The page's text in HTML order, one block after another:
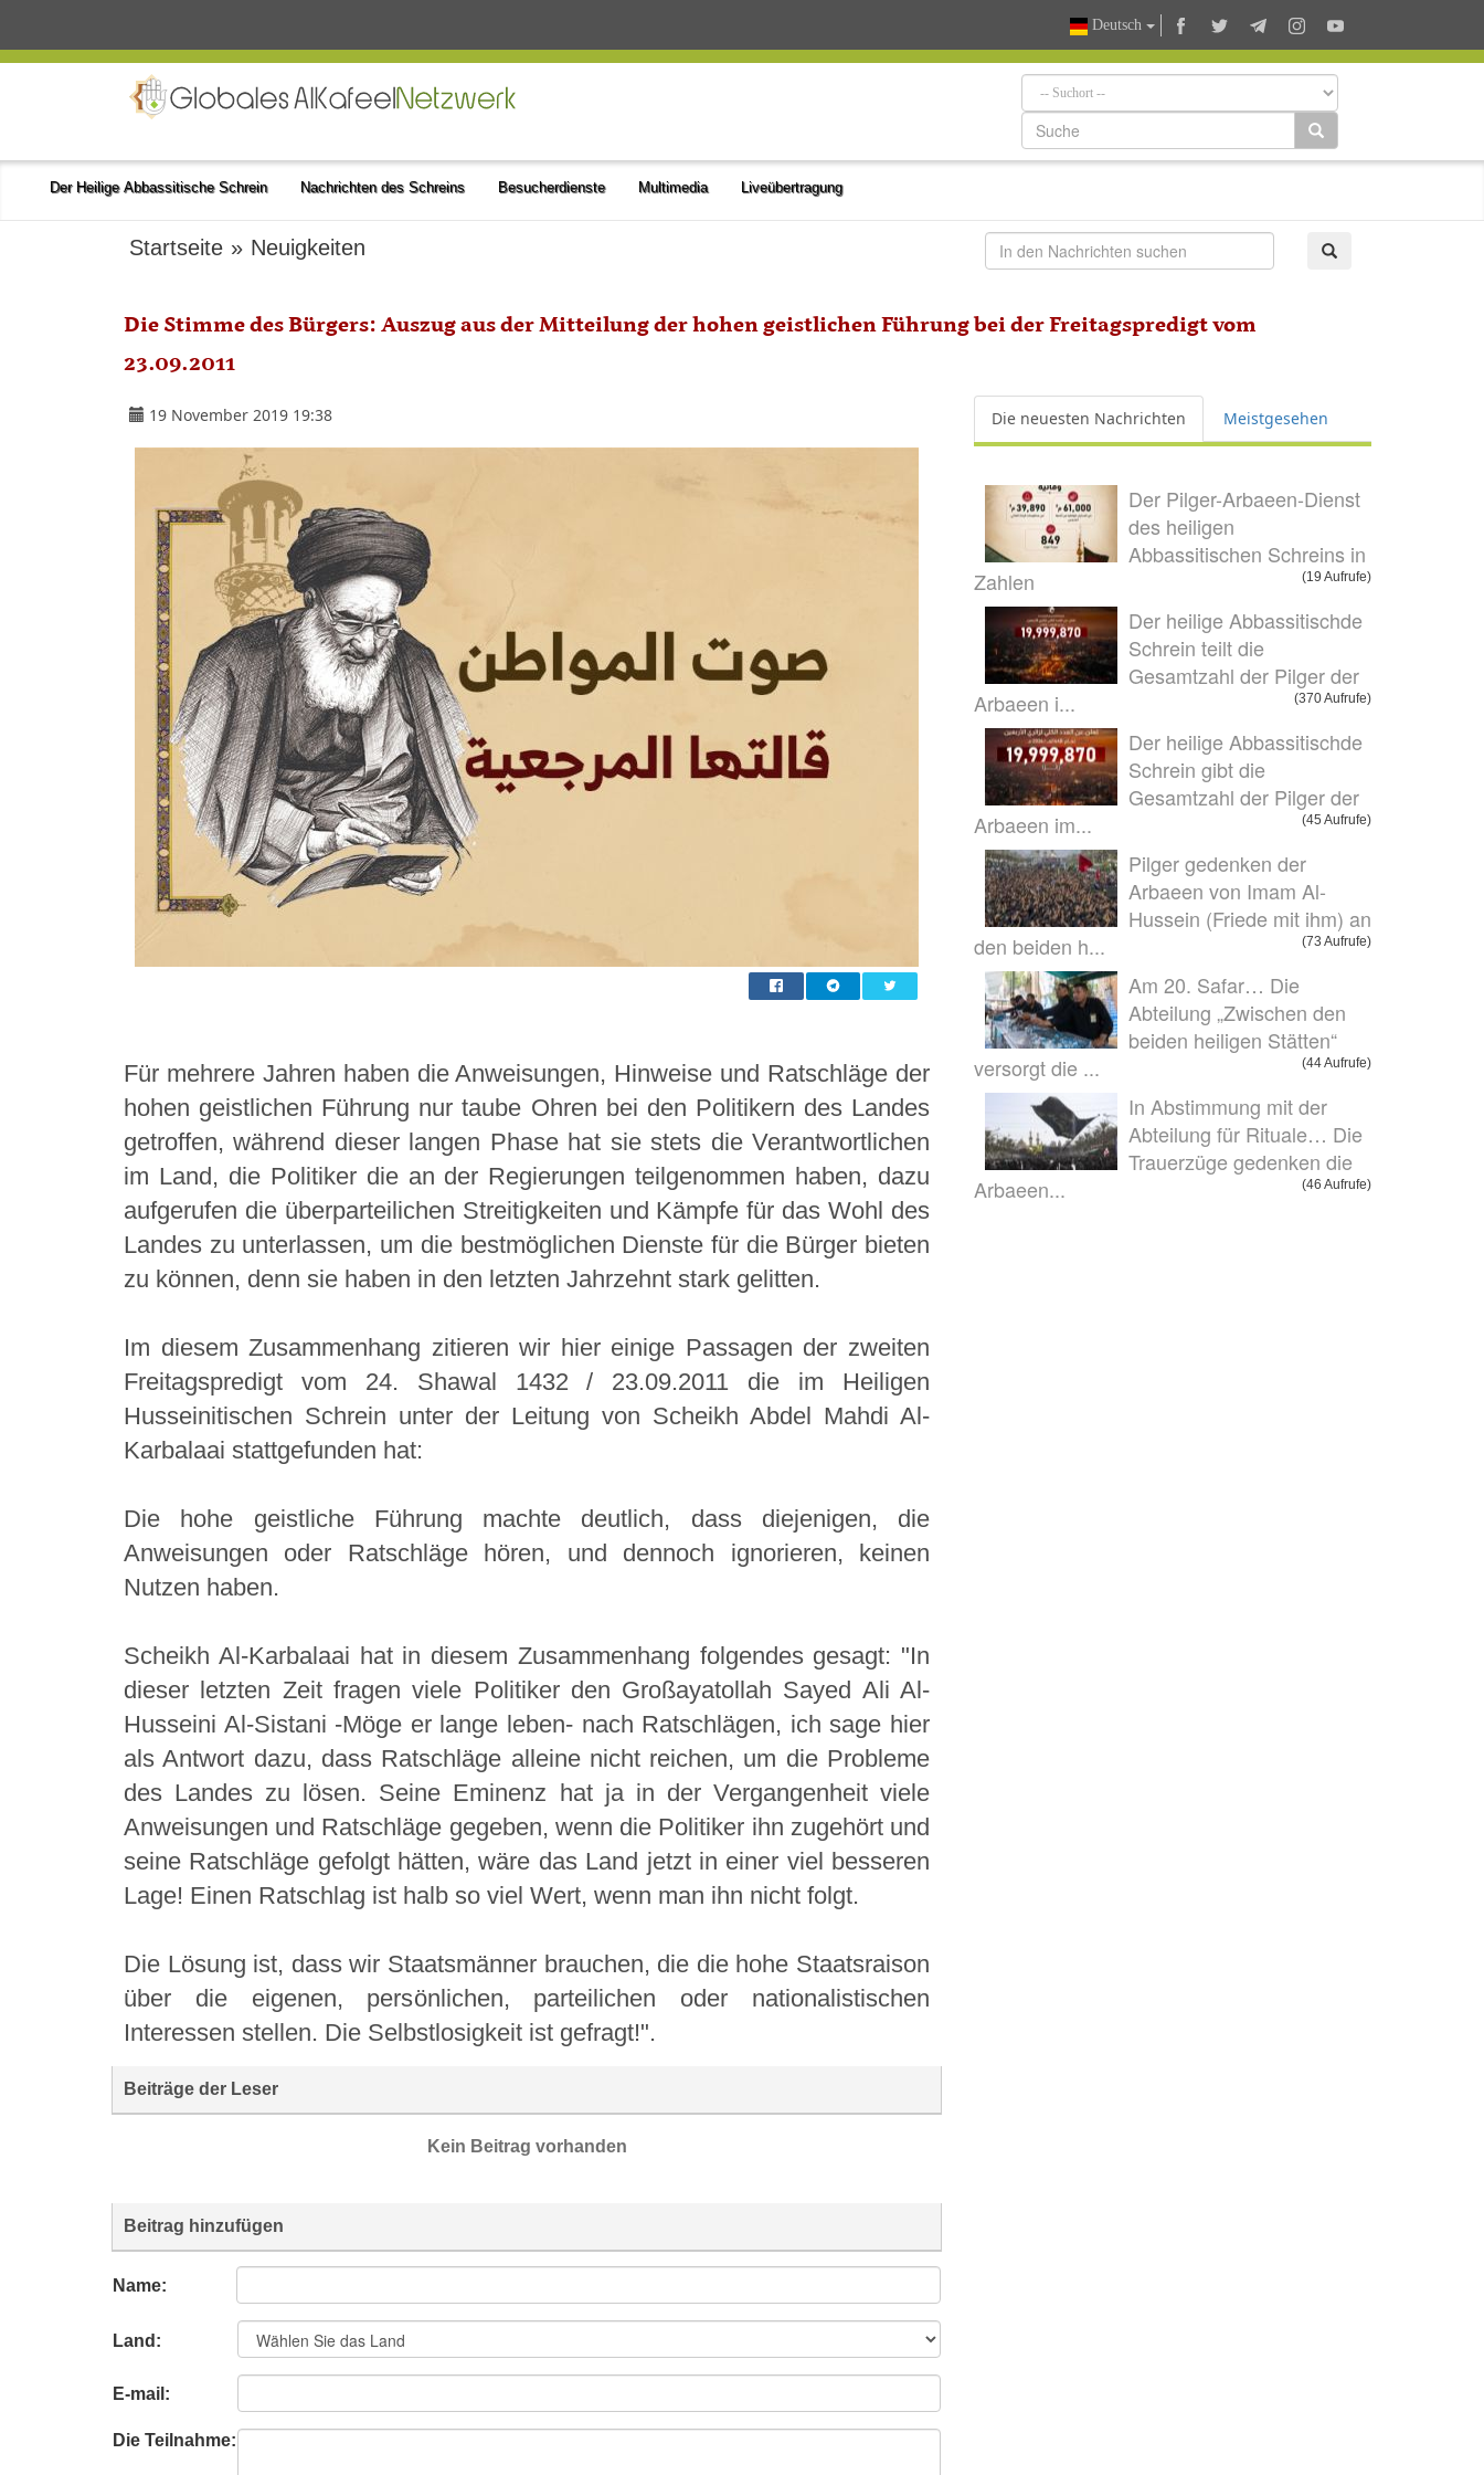
Deutsch
Der Heilige Abbassitische Schrein Nachrichten des Schreins Besucherdienste Multimedia Liveübertragung
Startseite » Neuigkeiten
Die Stimme des Bürgers: Auszug aus der Mitteilung der hohen geistlichen Führung bei der Freitagspredigt vom
23.09.2011
19 November 2019 19:38
Für mehrere Jahren haben die Anweisungen, Hinweise und Ratschläge der
hohen geistlichen Führung nur taube Ohren bei den Politikern des Landes
getroffen, während dieser langen Phase hat sie stets die Verantwortlichen
im Land, die Politiker die an der Regierungen teilgenommen haben, dazu
aufgerufen die überparteilichen Streitigkeiten und Kämpfe für das Wohl des
Landes zu unterlassen, um die bestmöglichen Dienste für die Bürger bieten
zu können, denn sie haben in den letzten Jahrzehnt stark gelitten.
Im diesem Zusammenhang zitieren wir hier einige Passagen der zweiten
Freitagspredigt vom 24. Shawal 1432 / 23.09.2011 die im Heiligen
Husseinitischen Schrein unter der Leitung von Scheikh Abdel Mahdi Al-
Karbalaai stattgefunden hat:
Die hohe geistliche Führung machte deutlich, dass diejenigen, die
Anweisungen oder Ratschläge hören, und dennoch ignorieren, keinen
Nutzen haben.
Scheikh Al-Karbalaai hat in diesem Zusammenhang folgendes gesagt: "In
dieser letzten Zeit fragen viele Politiker den Großayatollah Sayed Ali Al-
Husseini Al-Sistani -Möge er lange leben- nach Ratschlägen, ich sage hier
als Antwort dazu, dass Ratschläge alleine nicht reichen, um die Probleme
des Landes zu lösen. Seine Eminenz hat ja in der Vergangenheit viele
Anweisungen und Ratschläge gegeben, wenn die Politiker ihn zugehört und
seine Ratschläge gefolgt hätten, wäre das Land jetzt in einer viel besseren
Lage! Einen Ratschlag ist halb so viel Wert, wenn man ihn nicht folgt.
Die Lösung ist, dass wir Staatsmänner brauchen, die die hohe Staatsraison
über die eigenen, persönlichen, parteilichen oder nationalistischen
Interessen stellen. Die Selbstlosigkeit ist gefragt!".
Beiträge der Leser
Kein Beitrag vorhanden
Beitrag hinzufügen
Name:
Land:
E-mail:
Die Teilnahme:
Die neuesten Nachrichten Meistgesehen
Der Pilger-Arbaeen-Dienst
des heiligen
Abbassitischen Schreins in
Zahlen
(19 Aufrufe)
Der heilige Abbassitischde
Schrein teilt die
Gesamtzahl der Pilger der
Arbaeen i...
(370 Aufrufe)
Der heilige Abbassitischde
Schrein gibt die
Gesamtzahl der Pilger der
Arbaeen im...
(45 Aufrufe)
Pilger gedenken der
Arbaeen von Imam Al-
Hussein (Friede mit ihm) an
den beiden h...
(73 Aufrufe)
Am 20. Safar… Die
Abteilung „Zwischen den
beiden heiligen Stätten“
versorgt die ...
(44 Aufrufe)
In Abstimmung mit der
Abteilung für Rituale… Die
Trauerzüge gedenken die
Arbaeen...
(46 Aufrufe)